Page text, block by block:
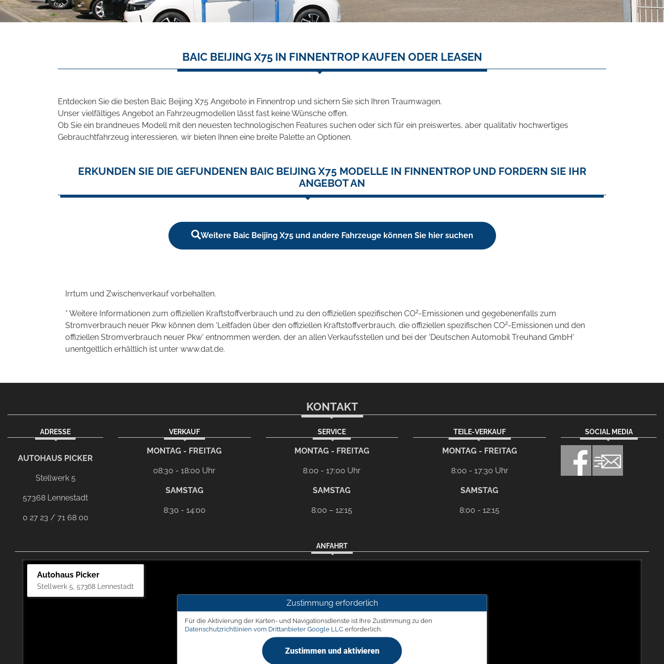
BAIC BEIJING X75 IN FINNENTROP KAUFEN ODER LEASEN
Entdecken Sie die besten Baic Beijing X75 Angebote in Finnentrop und sichern Sie sich Ihren Traumwagen.
Unser vielfältiges Angebot an Fahrzeugmodellen lässt fast keine Wünsche offen.
Ob Sie ein brandneues Modell mit den neuesten technologischen Features suchen oder sich für ein preiswertes, aber qualitativ hochwertiges
Gebrauchtfahrzeug interessieren, wir bieten Ihnen eine breite Palette an Optionen.
ERKUNDEN SIE DIE GEFUNDENEN BAIC BEIJING X75 MODELLE IN FINNENTROP UND FORDERN SIE IHR
ANGEBOT AN
Weitere Baic Beijing X75 und andere Fahrzeuge können Sie hier suchen
Irrtum und Zwischenverkauf vorbehalten.
* Weitere Informationen zum offiziellen Kraftstoffverbrauch und zu den offiziellen spezifischen CO2-Emissionen und gegebenenfalls zum
Stromverbrauch neuer Pkw können dem 'Leitfaden über den offiziellen Kraftstoffverbrauch, die offiziellen spezifischen CO2-Emissionen und den
offiziellen Stromverbrauch neuer Pkw' entnommen werden, der an allen Verkaufsstellen und bei der 'Deutschen Automobil Treuhand GmbH'
unentgeltlich erhältlich ist unter www.dat.de.
KONTAKT
ADRESSE
AUTOHAUS PICKER
Stellwerk 5
57368 Lennestadt
0 27 23 / 71 68 00
VERKAUF
MONTAG - FREITAG
08:30 - 18:00 Uhr
SAMSTAG
8:30 - 14:00
SERVICE
MONTAG - FREITAG
8:00 - 17:00 Uhr
SAMSTAG
8:00 – 12:15
TEILE-VERKAUF
MONTAG - FREITAG
8:00 - 17:30 Uhr
SAMSTAG
8:00 - 12:15
SOCIAL MEDIA
Dieser Link führt zu Ihrem eMail-Programm
ANFAHRT
Autohaus Picker
Stellwerk 5, 57368 Lennestadt
Zustimmung erforderlich
Für die Aktivierung der Karten- und Navigationsdienste ist Ihre Zustimmung zu den
Datenschutzrichtlinien vom Drittanbieter Google LLCerforderlich.
Zustimmen und aktivieren